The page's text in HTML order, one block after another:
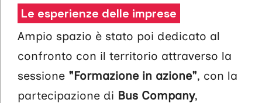
Le esperienze delle imprese
Ampio spazio è stato poi dedicato al
confronto con il territorio attraverso la
sessione "Formazione in azione", con la
partecipazione di Bus Company,